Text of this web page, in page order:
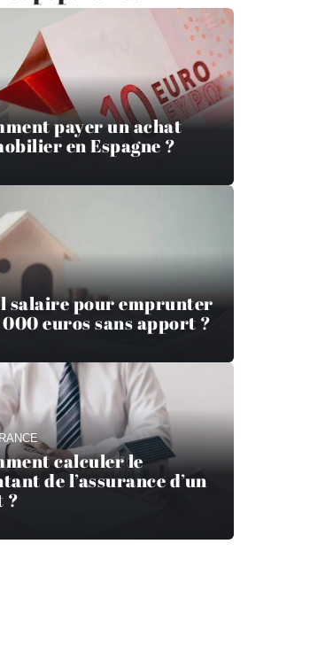
payer un achat
en Espagne ?
salaire pour emprunter
euros sans apport ?
calculer le
de l’assurance d’un
?